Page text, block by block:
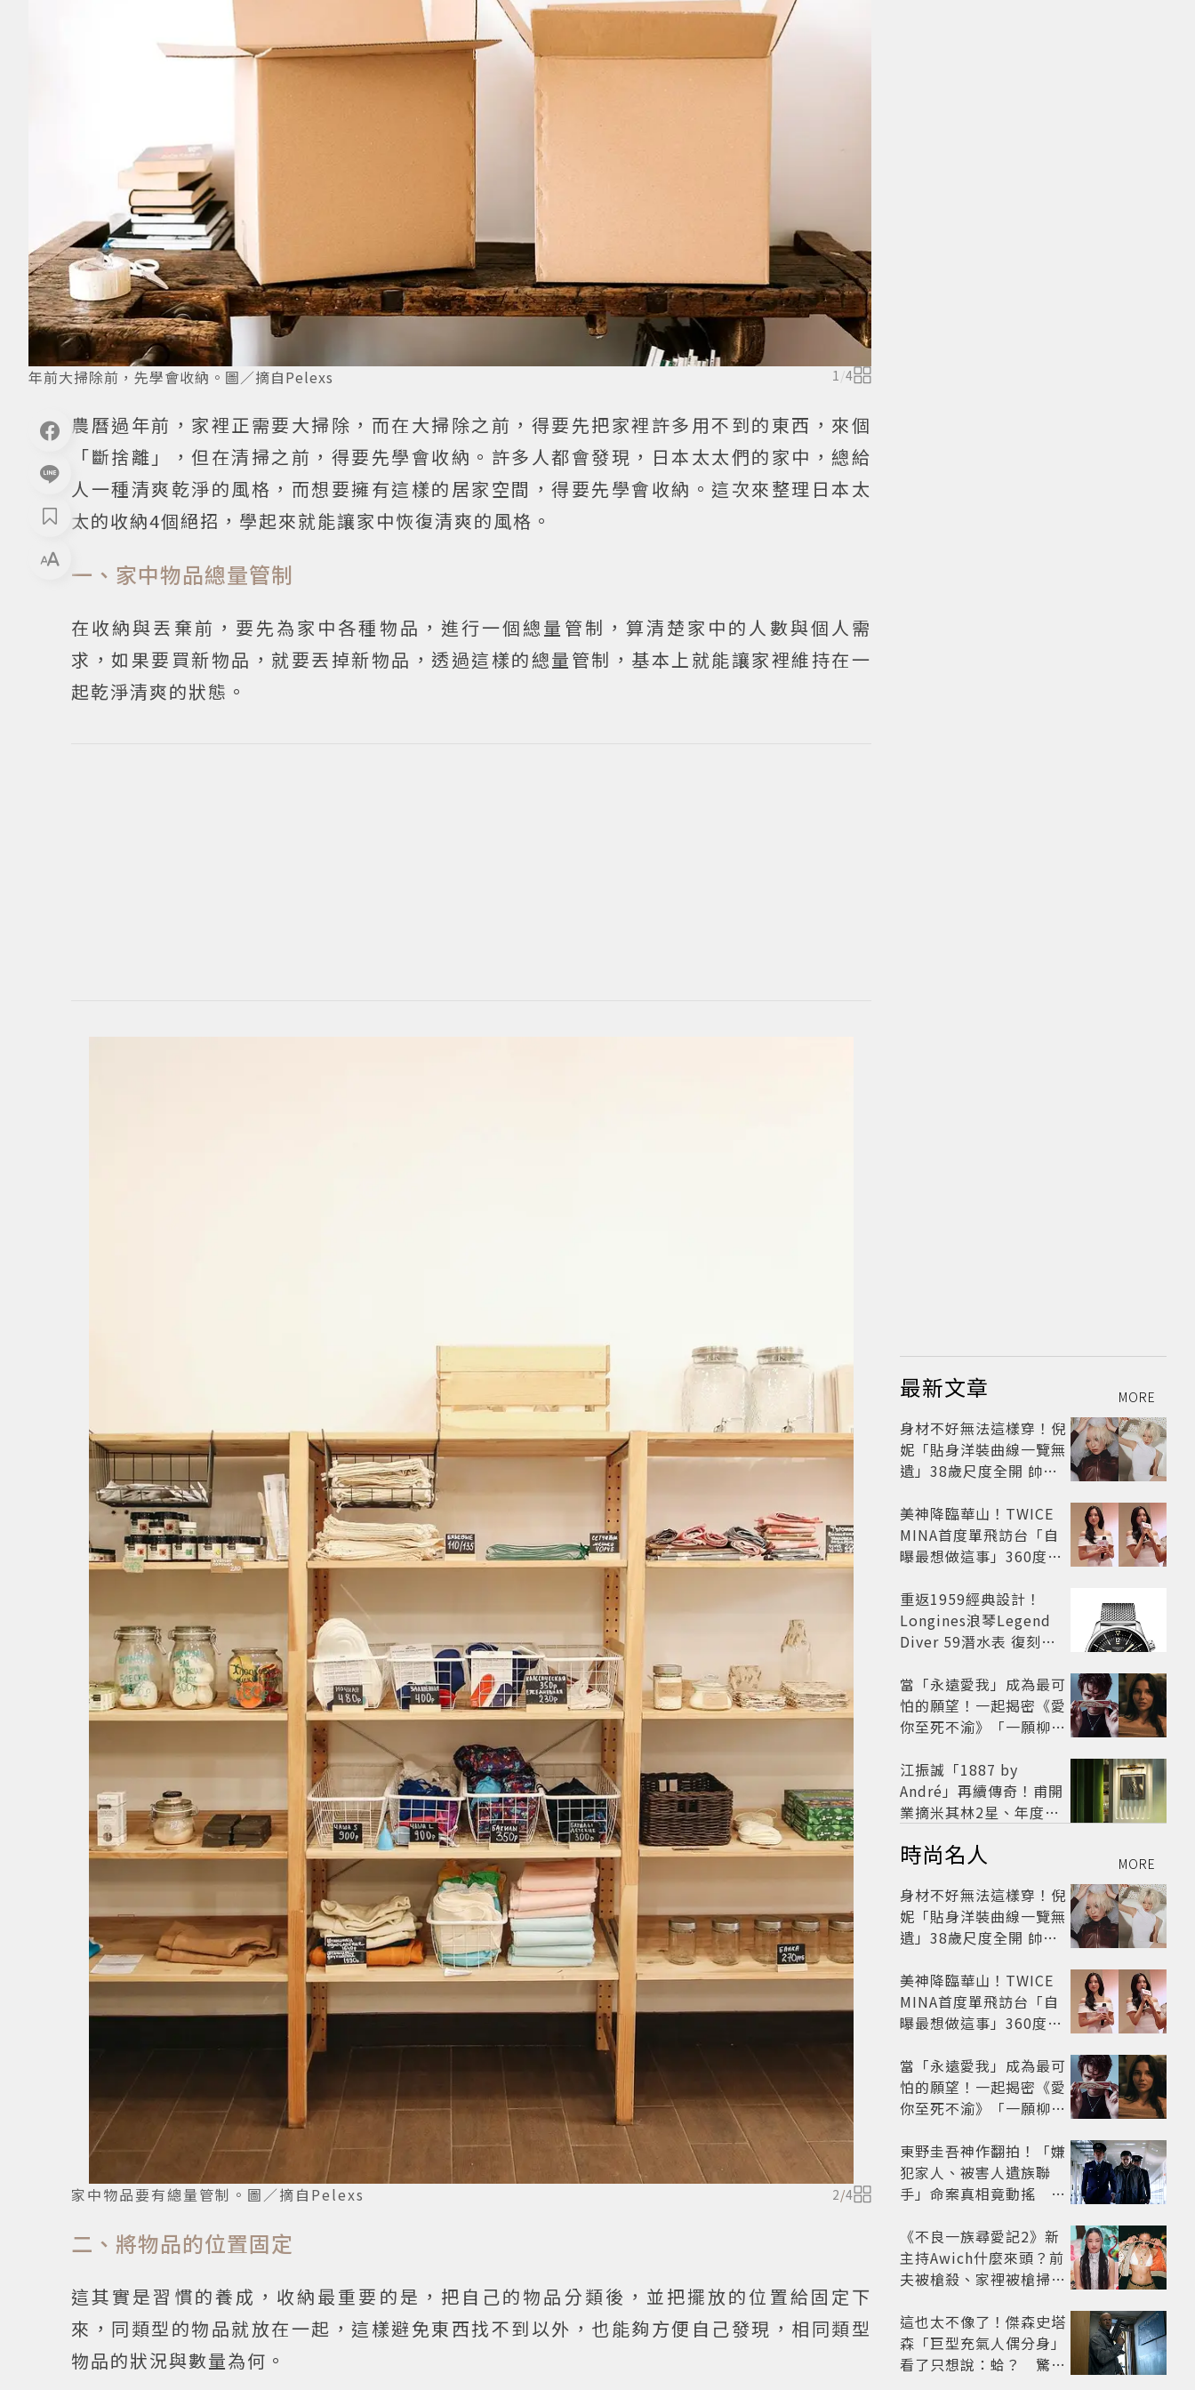
年前大掃除前，先學會收納。圖／摘自Pelexs 1 /4
農曆過年前，家裡正需要大掃除，而在大掃除之前，得要先把家裡許多用不到的東西，來個
「斷捨離」，但在清掃之前，得要先學會收納。許多人都會發現，日本太太們的家中，總給
人一種清爽乾淨的風格，而想要擁有這樣的居家空間，得要先學會收納。這次來整理日本太
太的收納4個絕招，學起來就能讓家中恢復清爽的風格。
一、家中物品總量管制
在收納與丟棄前，要先為家中各種物品，進行一個總量管制，算清楚家中的人數與個人需
求，如果要買新物品，就要丟掉新物品，透過這樣的總量管制，基本上就能讓家裡維持在一
起乾淨清爽的狀態。
家中物品要有總量管制。圖／摘自Pelexs 2/4
二、將物品的位置固定
這其實是習慣的養成，收納最重要的是，把自己的物品分類後，並把擺放的位置給固定下
來，同類型的物品就放在一起，這樣避免東西找不到以外，也能夠方便自己發現，相同類型
物品的狀況與數量為何。
最新文章 MORE
身材不好無法這樣穿！倪
妮「貼身洋裝曲線一覽無
遺」38歲尺度全開 帥氣
美神降臨華山！TWICE
MINA首度單飛訪台「自
曝最想做這事」360度0
開
重返1959經典設計！
Longines浪琴Legend
Diver 59潛水表 復刻懷
當「永遠愛我」成為最可
怕的願望！一起揭密《愛
你至死不渝》「一願柳」
路
江振誠「1887 by
André」再續傳奇！甫開
業摘米其林2星、年度開
時尚名人 MORE
身材不好無法這樣穿！倪
妮「貼身洋裝曲線一覽無
遺」38歲尺度全開 帥氣
美神降臨華山！TWICE
MINA首度單飛訪台「自
曝最想做這事」360度0
開
當「永遠愛我」成為最可
怕的願望！一起揭密《愛
你至死不渝》「一願柳」
路
東野圭吾神作翻拍！「嫌
犯家人、被害人遺族聯
手」命案真相竟動搖
框架展開
《不良一族尋愛記2》新
主持Awich什麼來頭？前
夫被槍殺、家裡被槍掃射
馬！
這也太不像了！傑森史塔
森「巨型充氣人偶分身」
看了只想說：蛤？ 驚喜